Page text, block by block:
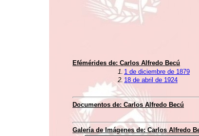
Efémérides de: Carlos Alfredo Becú
1. 1 de diciembre de 1879
2. 18 de abril de 1924
Documentos de: Carlos Alfredo Becú
Galería de Imágenes de:Carlos Alfredo